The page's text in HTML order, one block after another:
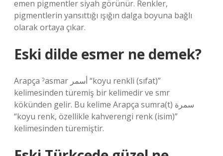
emen pigmentler siyah görünür. Renkler,
pigmentlerin yansıttığı ışığın dalga boyuna bağlı
olarak ortaya çıkar.
Eski dilde esmer ne demek?
Arapça ˀasmar أسمر “koyu renkli (sıfat)”
kelimesinden türemiş bir kelimedir ve smr
kökünden gelir. Bu kelime Arapça sumra(t) سمرة
“koyu renk, özellikle kahverengi renk (isim)”
kelimesinden türemiştir.